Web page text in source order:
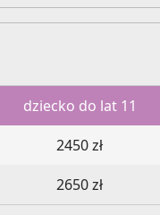
dziecko do lat 11
2450 zł
2650 zł